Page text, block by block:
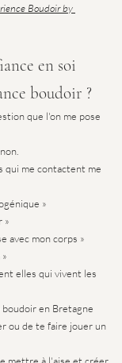
Boudoir by
en soi
boudoir ?
que l'on me pose
qui me contactent me
»
»
avec mon corps »
elles qui vivent les
en Bretagne
ou de te faire jouer un